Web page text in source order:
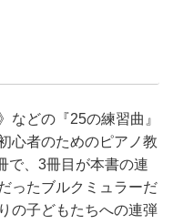
などの『25の練習曲』
心者のためのピアノ教
で、3冊目が本書の連
ったブルクミュラーだ
の子どもたちへの連弾